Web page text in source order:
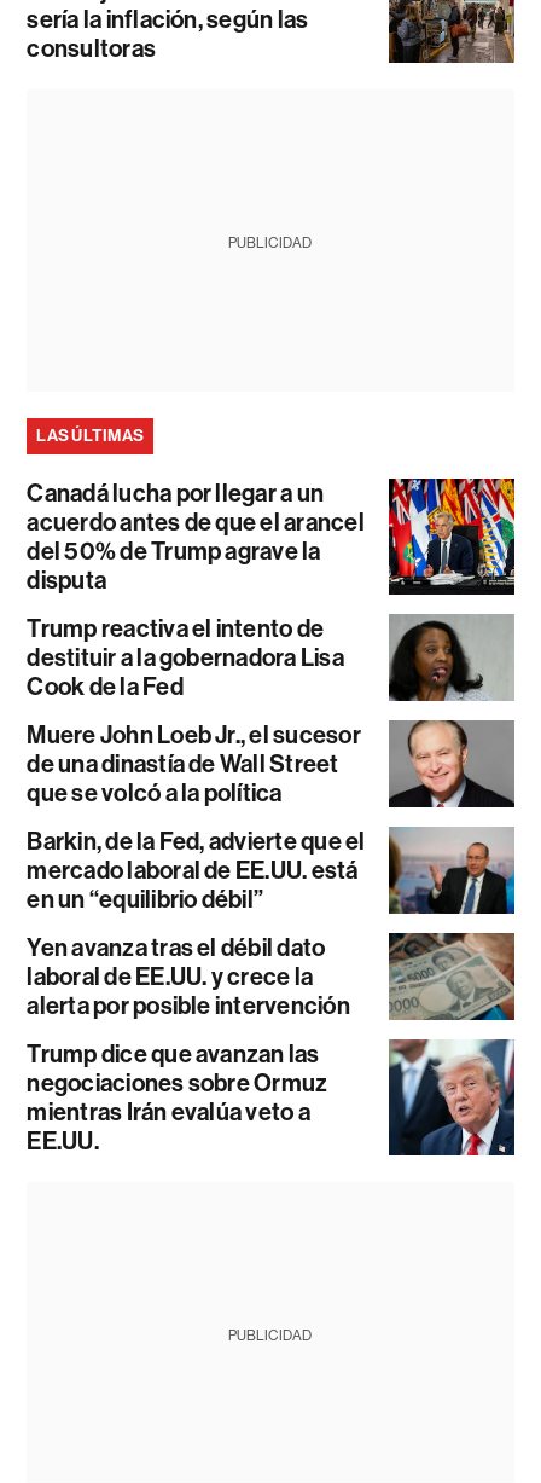
sería la inflación, según las
consultoras
PUBLICIDAD
LAS ÚLTIMAS
Canadá lucha por llegar a un
acuerdo antes de que el arancel
del 50% de Trump agrave la
disputa
Trump reactiva el intento de
destituir a la gobernadora Lisa
Cook de la Fed
Muere John Loeb Jr., el sucesor
de una dinastía de Wall Street
que se volcó a la política
Barkin, de la Fed, advierte que el
mercado laboral de EE.UU. está
en un “equilibrio débil”
Yen avanza tras el débil dato
laboral de EE.UU. y crece la
alerta por posible intervención
Trump dice que avanzan las
negociaciones sobre Ormuz
mientras Irán evalúa veto a
EE.UU.
PUBLICIDAD